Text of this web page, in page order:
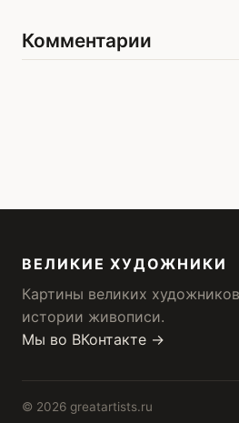
Комментарии
ВЕЛИКИЕ ХУДОЖНИКИ
Картины великих
истории живописи.
Мы во ВКонтакте →
© 2026 greatartists.ru